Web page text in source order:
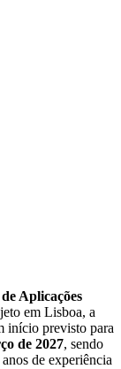
Aplicações
em Lisboa, a
início previsto para
de 2027, sendo
de experiência